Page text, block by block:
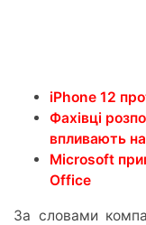
iPhone 12
Фахівці
впливають на
Microsoft
Office
За словами